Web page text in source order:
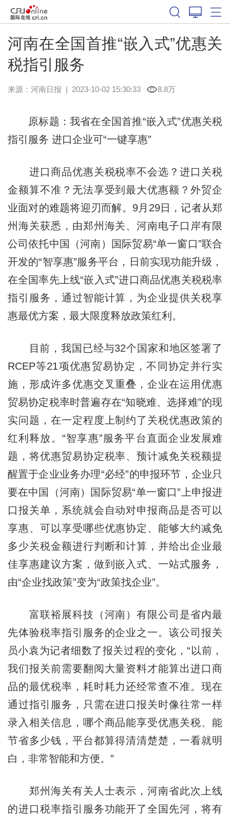
河南在全国首推“嵌入式”优惠关
税指引服务
来源： 河南日报 | 2023-10-02 15:30:33 8.8万
原标题：我省在全国首推“嵌入式”优惠关税
指引服务 进口企业可“一键享惠”
进口商品优惠关税税率不会选？进口关税
金额算不准？无法享受到最大优惠额？外贸企
业面对的难题将迎刃而解。9月29日，记者从郑
州海关获悉，由郑州海关、河南电子口岸有限
公司依托中国（河南）国际贸易“单一窗口”联合
开发的“智享惠”服务平台，日前实现功能升级，
在全国率先上线“嵌入式”进口商品优惠关税税率
指引服务，通过智能计算，为企业提供关税享
惠最优方案，最大限度释放政策红利。
目前，我国已经与32个国家和地区签署了
RCEP等21项优惠贸易协定，不同协定并行实
施，形成许多优惠交叉重叠，企业在运用优惠
贸易协定税率时普遍存在“知晓难、选择难”的现
实问题，在一定程度上制约了关税优惠政策的
红利释放。“智享惠”服务平台直面企业发展难
题，将优惠贸易协定税率、预计减免关税额提
醒置于企业业务办理“必经”的申报环节，企业只
要在中国（河南）国际贸易“单一窗口”上申报进
口报关单，系统就会自动对申报商品是否可以
享惠、可以享受哪些优惠协定、能够大约减免
多少关税金额进行判断和计算，并给出企业最
佳享惠建议方案，做到嵌入式、一站式服务，
由“企业找政策”变为“政策找企业”。
富联裕展科技（河南）有限公司是省内最
先体验税率指引服务的企业之一。该公司报关
员小袁为记者细数了报关过程的变化，“以前，
我们报关前需要翻阅大量资料才能算出进口商
品的最优税率，耗时耗力还经常查不准。现在
通过指引服务，只需在进口报关时像往常一样
录入相关信息，哪个商品能享受优惠关税、能
节省多少钱，平台都算得清清楚楚，一看就明
白，非常智能和方便。”
郑州海关有关人士表示，河南省此次上线
的进口税率指引服务功能开了全国先河，将有